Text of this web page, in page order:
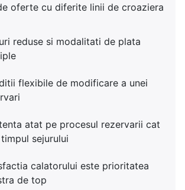
oferte cu diferite linii de croaziera
reduse si modalitati de plata
flexibile de modificare a unei
atat pe procesul rezervarii cat
sejurului
calatorului este prioritatea
de top